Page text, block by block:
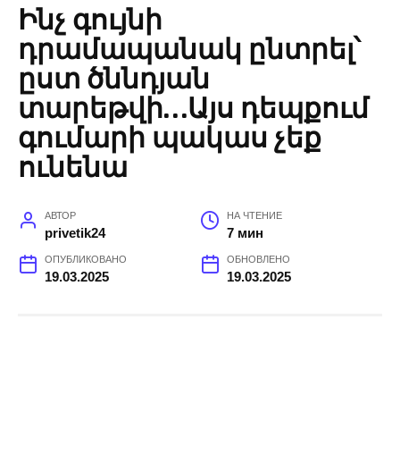
Ինչ գույնի
դրամապանակ ընտրել՝
ըստ ծննդյան
տարեթվի…Այս դեպքում
գումարի պակաս չեք
ունենա
АВТОР
privetik24
НА ЧТЕНИЕ
7 мин
ОПУБЛИКОВАНО
19.03.2025
ОБНОВЛЕНО
19.03.2025